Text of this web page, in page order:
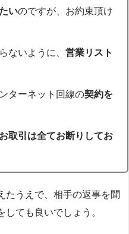
いのですが、お約束頂け
ないように、営業リスト
ターネット回線の契約を
取引は全てお断りしてお
たうえで、相手の返事を聞
しても良いでしょう。